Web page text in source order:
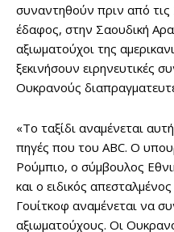
συναντηθούν πριν από
έδαφος, στην Σαουδική
αξιωματούχοι της
ξεκινήσουν ειρηνευτικές
Ουκρανούς
«Το ταξίδι αναμένεται
πηγές που του ABC. Ο
Ρούμπιο, ο σύμβουλος
και ο ειδικός
Γουίτκοφ αναμένεται να
αξιωματούχους. Οι